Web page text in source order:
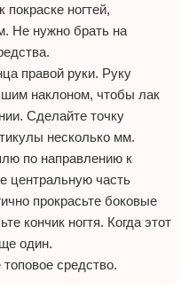
покраске ногтей,
Не нужно брать на
правой руки. Руку
наклоном, чтобы лак
Сделайте точку
несколько мм.
по направлению к
центральную часть
прокрасьте боковые
кончик ногтя. Когда этот
один.
средство.